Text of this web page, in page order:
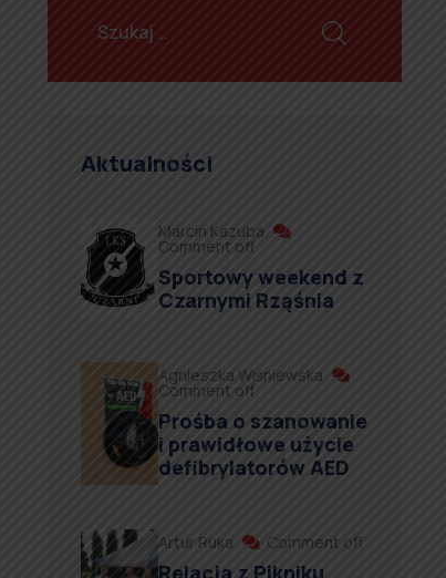
Aktualności
Marcin Kazuba
Comment off
Sportowy weekend z
Czarnymi Rząśnia
Agnieszka Wiśniewska
Comment off
Prośba o szanowanie
i prawidłowe użycie
defibrylatorów AED
Artur Ruka Comment off
Relacja z Pikniku